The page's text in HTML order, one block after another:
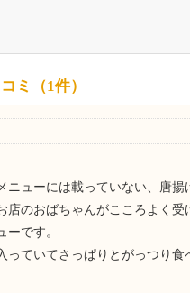
ミ（1件）
ューには載っていない、唐揚
のおばちゃんがこころよく受
です。
ていてさっぱりとがっつり食